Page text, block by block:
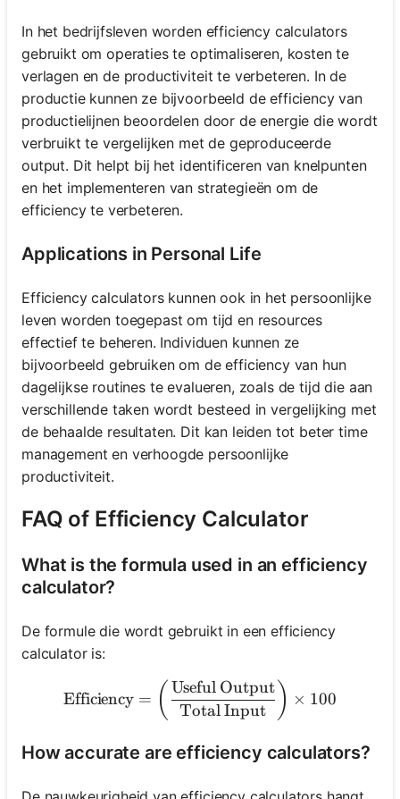
In het bedrijfsleven worden efficiency calculators
gebruikt om operaties te optimaliseren, kosten te
verlagen en de productiviteit te verbeteren. In de
productie kunnen ze bijvoorbeeld de efficiency van
productielijnen beoordelen door de energie die wordt
verbruikt te vergelijken met de geproduceerde
output. Dit helpt bij het identificeren van knelpunten
en het implementeren van strategieën om de
efficiency te verbeteren.
Applications in Personal Life
Efficiency calculators kunnen ook in het persoonlijke
leven worden toegepast om tijd en resources
effectief te beheren. Individuen kunnen ze
bijvoorbeeld gebruiken om de efficiency van hun
dagelijkse routines te evalueren, zoals de tijd die aan
verschillende taken wordt besteed in vergelijking met
de behaalde resultaten. Dit kan leiden tot beter time
management en verhoogde persoonlijke
productiviteit.
FAQ of Efficiency Calculator
What is the formula used in an efficiency
calculator?
De formule die wordt gebruikt in een efficiency
calculator is:
\text{Efficiency} = \left(
Efficiency = ( Total Input
Useful Output ) × 100
How accurate are efficiency calculators?